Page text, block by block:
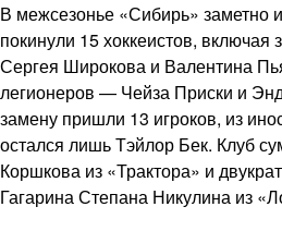
В межсезонье «Сибирь» заметно
покинули 15 хоккеистов,
Сергея Широкова и Валентина
легионеров — Чейза Приски и
замену пришли 13 игроков, из
остался лишь Тэйлор Бек. Клуб
Коршкова из «Трактора» и
Гагарина Степана Никулина из